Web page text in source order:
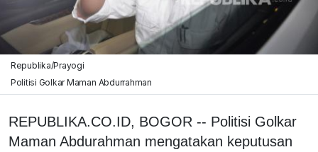
Republika/Prayogi
Politisi Golkar Maman Abdurrahman
REPUBLIKA.CO.ID, BOGOR -- Politisi Golkar
Maman Abdurahman mengatakan keputusan